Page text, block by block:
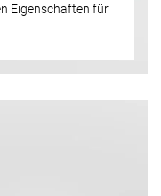
Eigenschaften für